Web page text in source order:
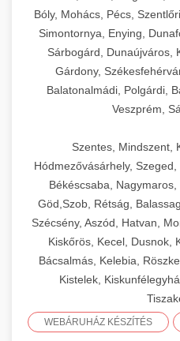
Bóly, Mohács, Pécs,
Simontornya, Enying,
Sárbogárd, Dunaújváros,
Gárdony,
Balatonalmádi, Polgárdi,
Veszprém,
Szentes, Mindszent,
Hódmezővásárhely,
Békéscsaba,
Göd,Szob, Rétság,
Szécsény, Aszód, Hatvan,
Kiskőrös, Kecel, Dusnok,
Bácsalmás, Kelebia,
Kistelek,
WEBÁRUHÁZ KÉSZÍTÉS